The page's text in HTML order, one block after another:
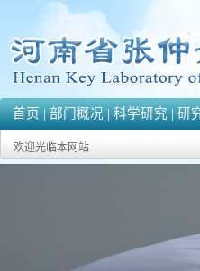
首页|部门概况|科学研究|研
欢迎光临本网站